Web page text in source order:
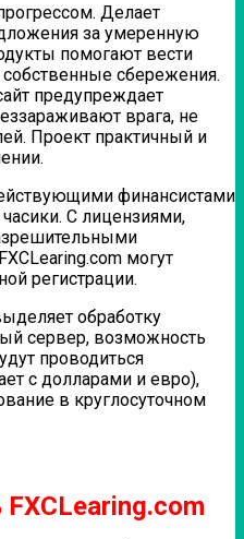
Делает
за умеренную
помогают вести
сбережения.
предупреждает
врага, не
Проект практичный и
финансистами
С лицензиями,
могут
регистрации.
обработку
сервер, возможность
проводиться
с долларами и евро),
в круглосуточном
FXCLearing.com